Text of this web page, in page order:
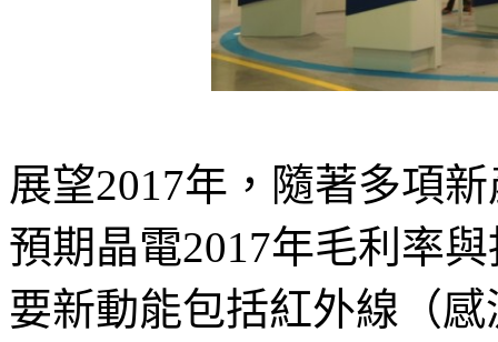
展望2017年，隨著多項
預期晶電2017年毛利率
要新動能包括紅外線（